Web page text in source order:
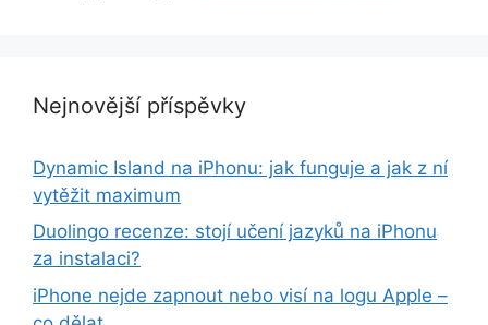
Nejnovější příspěvky
Dynamic Island na iPhonu: jak funguje a jak z ní
vytěžit maximum
Duolingo recenze: stojí učení jazyků na iPhonu
za instalaci?
iPhone nejde zapnout nebo visí na logu Apple –